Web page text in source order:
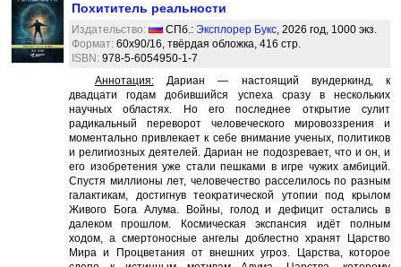
Похититель реальности
Издательство: СПб.: Эксплорер Букс, 2026 год, 1000 экз.
Формат: 60x90/16, твёрдая обложка, 416 стр.
ISBN: 978-5-6054950-1-7
Аннотация:Дариан — настоящий вундеркинд, к
двадцати годам добившийся успеха сразу в нескольких
научных областях. Но его последнее открытие сулит
радикальный переворот человеческого мировоззрения и
моментально привлекает к себе внимание ученых, политиков
и религиозных деятелей. Дариан не подозревает, что и он, и
его изобретения уже стали пешками в игре чужих амбиций.
Спустя миллионы лет, человечество расселилось по разным
галактикам, достигнув теократической утопии под крылом
Живого Бога Алума. Войны, голод и дефицит остались в
далеком прошлом. Космическая экспансия идёт полным
ходом, а смертоносные ангелы доблестно хранят Царство
Мира и Процветания от внешних угроз. Царства, которое